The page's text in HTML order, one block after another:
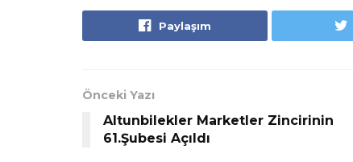
Paylaşım
Önceki Yazı
Altunbilekler Marketler Zincirinin
61.Şubesi Açıldı